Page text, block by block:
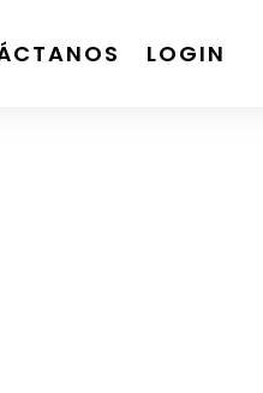
LOGIN